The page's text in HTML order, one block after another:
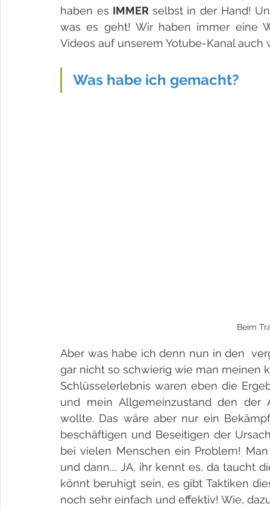
haben es IMMER selbst in der Hand!
was es geht! Wir haben immer eine
Videos auf unserem Yotube-Kanal auch
Was habe ich gemacht?
Beim
Aber was habe ich denn nun in den
gar nicht so schwierig wie man meinen
Schlüsselerlebnis waren eben die
und mein Allgemeinzustand den der
wollte. Das wäre aber nur ein
beschäftigen und Beseitigen der
bei vielen Menschen ein Problem!
und dann.... JA, ihr kennt es, da taucht
könnt beruhigt sein, es gibt Taktiken
noch sehr einfach und effektiv! Wie,